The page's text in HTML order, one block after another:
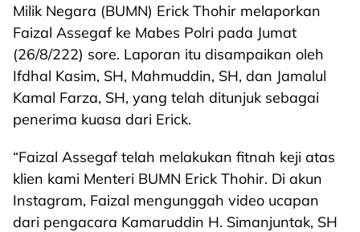
Milik Negara (BUMN) Erick Thohir melaporkan
Faizal Assegaf ke Mabes Polri pada Jumat
(26/8/222) sore. Laporan itu disampaikan oleh
Ifdhal Kasim, SH, Mahmuddin, SH, dan Jamalul
Kamal Farza, SH, yang telah ditunjuk sebagai
penerima kuasa dari Erick.
“Faizal Assegaf telah melakukan fitnah keji atas
klien kami Menteri BUMN Erick Thohir. Di akun
Instagram, Faizal mengunggah video ucapan
dari pengacara Kamaruddin H. Simanjuntak, SH